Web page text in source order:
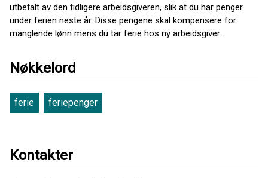
utbetalt av den tidligere arbeidsgiveren, slik at du har penger
under ferien neste år. Disse pengene skal kompensere for
manglende lønn mens du tar ferie hos ny arbeidsgiver.
Nøkkelord
ferie feriepenger
Kontakter